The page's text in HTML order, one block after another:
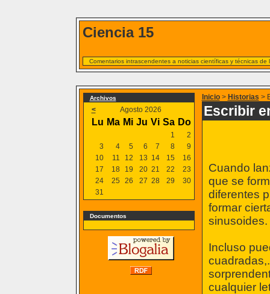
Ciencia 15
Comentarios intrascendentes a noticias científicas y técnicas de
Archivos
< Agosto 2026
Lu Ma Mi Ju Vi Sa Do
1
2
3
4 5 6 7 8
9
10
11 12 13 14 15
16
17
18 19 20 21 22
23
24
25 26 27 28 29
30
31
Documentos
Inicio> Historias >
Escribir
Cuando
que se
diferentes
formar
sinusoides.
Incluso
cualquier